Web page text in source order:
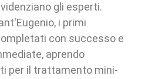
gli esperti.
i primi
con successo e
aprendo
per il trattamento mini-